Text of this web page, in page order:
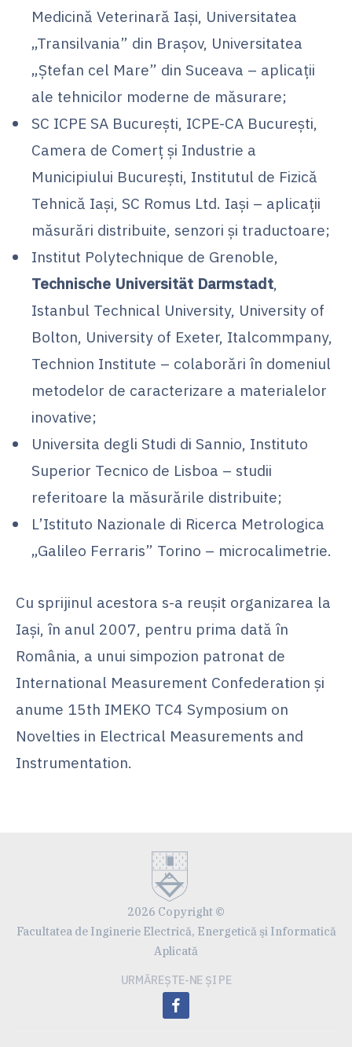
Medicină Veterinară Iaşi, Universitatea
„Transilvania” din Braşov, Universitatea
„Ștefan cel Mare” din Suceava – aplicaţii
ale tehnicilor moderne de măsurare;
SC ICPE SA Bucureşti, ICPE-CA Bucureşti,
Camera de Comerţ şi Industrie a
Municipiului Bucureşti, Institutul de Fizică
Tehnică Iaşi, SC Romus Ltd. Iaşi – aplicaţii
măsurări distribuite, senzori şi traductoare;
Institut Polytechnique de Grenoble,
Technische Universität Darmstadt,
Istanbul Technical University, University of
Bolton, University of Exeter, Italcommpany,
Technion Institute – colaborări în domeniul
metodelor de caracterizare a materialelor
inovative;
Universita degli Studi di Sannio, Instituto
Superior Tecnico de Lisboa – studii
referitoare la măsurările distribuite;
L’Istituto Nazionale di Ricerca Metrologica
„Galileo Ferraris” Torino – microcalimetrie.
Cu sprijinul acestora s-a reuşit organizarea la
Iaşi, în anul 2007, pentru prima dată în
România, a unui simpozion patronat de
International Measurement Confederation şi
anume 15th IMEKO TC4 Symposium on
Novelties in Electrical Measurements and
Instrumentation.
2026 Copyright ©
Facultatea de Inginerie Electrică, Energetică şi Informatică
Aplicată
URMĂREȘTE-NE ȘI PE
facebook